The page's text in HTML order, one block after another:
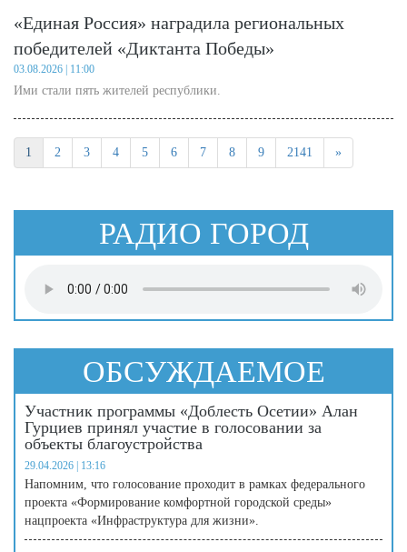
«Единая Россия» наградила региональных
победителей «Диктанта Победы»
03.08.2026 | 11:00
Ими стали пять жителей республики.
1 2 3 4 5 6 7 8 9 2141 »
РАДИО ГОРОД
ОБСУЖДАЕМОЕ
Участник программы «Доблесть Осетии» Алан
Гурциев принял участие в голосовании за
объекты благоустройства
29.04.2026 | 13:16
Напомним, что голосование проходит в рамках федерального
проекта «Формирование комфортной городской среды»
нацпроекта «Инфраструктура для жизни».